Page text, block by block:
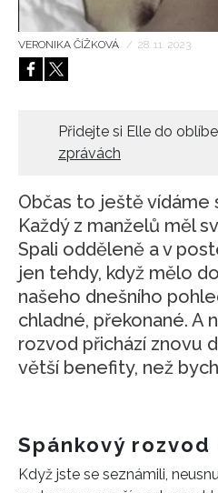
HOME
VERONIKA ČÍŽKOVÁ / 28. 11. 2023
Přidejte si Elle do
zprávách
Občas to ještě vídáme
Každý z manželů měl
Spali odděleně a v
jen tehdy, když mělo
našeho dnešního
chladné, překonané. A
rozvod přichází znovu
větší benefity, než
Spánkový rozvod
Když jste se seznámili,